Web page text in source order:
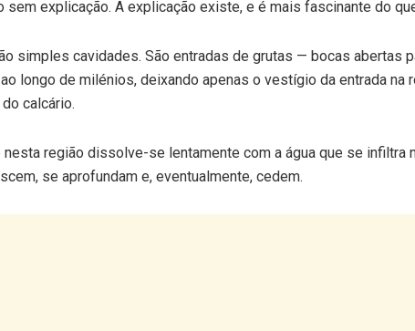
sem explicação. A explicação existe, e é mais fascinante do
simples cavidades. São entradas de grutas — bocas abertas
longo de milénios, deixando apenas o vestígio da entrada na
calcário.
nesta região dissolve-se lentamente com a água que se infiltra
se aprofundam e, eventualmente, cedem.